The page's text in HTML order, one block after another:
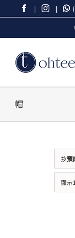
to
Facebook
| |
帽
按預
顯示